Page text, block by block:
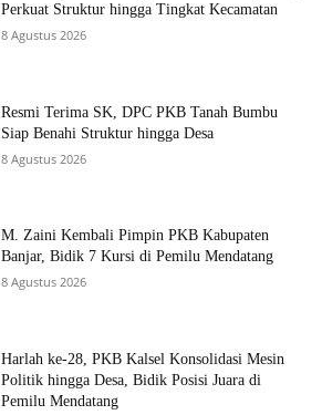
Perkuat Struktur hingga Tingkat Kecamatan
8 Agustus 2026
Resmi Terima SK, DPC PKB Tanah Bumbu
Siap Benahi Struktur hingga Desa
8 Agustus 2026
M. Zaini Kembali Pimpin PKB Kabupaten
Banjar, Bidik 7 Kursi di Pemilu Mendatang
8 Agustus 2026
Harlah ke-28, PKB Kalsel Konsolidasi Mesin
Politik hingga Desa, Bidik Posisi Juara di
Pemilu Mendatang